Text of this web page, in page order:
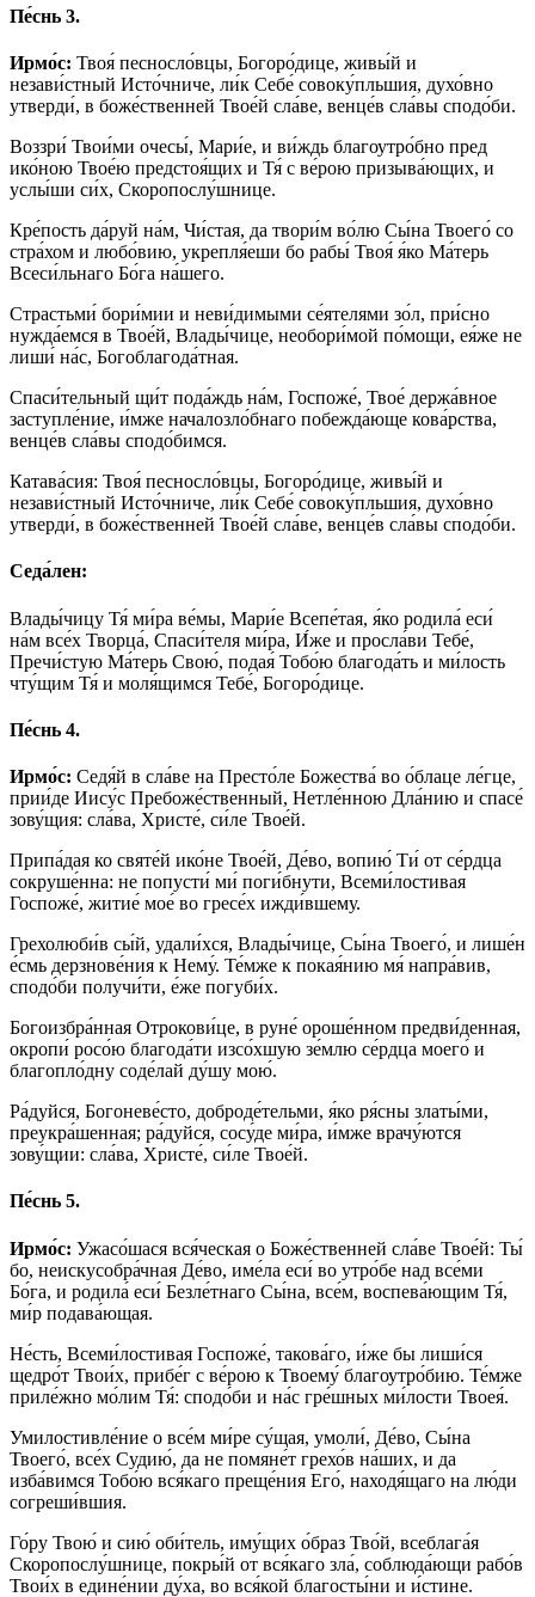
Пе́снь 3.
Ирмо́с: Твоя́ песносло́вцы, Богоро́дице, живы́й и
незави́стный Исто́чниче, ли́к Себе́ совоку́пльшия, духо́вно
утверди́, в боже́ственней Твое́й сла́ве, венце́в сла́вы сподо́би.
Воззри́ Твои́ми очесы́, Мари́е, и ви́ждь благоутро́бно пред
ико́ною Твое́ю предстоя́щих и Тя́ с ве́рою призыва́ющих, и
услы́ши си́х, Скоропослу́шнице.
Кре́пость да́руй на́м, Чи́стая, да твори́м во́лю Сы́на Твоего́ со
стра́хом и любо́вию, укрепля́еши бо рабы́ Твоя́ я́ко Ма́терь
Всеси́льнаго Бо́га на́шего.
Страстьми́ бори́мии и неви́димыми се́ятелями зо́л, при́сно
нужда́емся в Твое́й, Влады́чице, необори́мой по́мощи, ея́же не
лиши́ на́с, Богоблагода́тная.
Спаси́тельный щи́т пода́ждь на́м, Госпоже́, Твое́ держа́вное
заступле́ние, и́мже началозло́бнаго побежда́юще кова́рства,
венце́в сла́вы сподо́бимся.
Катава́сия: Твоя́ песносло́вцы, Богоро́дице, живы́й и
незави́стный Исто́чниче, ли́к Себе́ совоку́пльшия, духо́вно
утверди́, в боже́ственней Твое́й сла́ве, венце́в сла́вы сподо́би.
Седа́лен:
Влады́чицу Тя́ ми́ра ве́мы, Мари́е Всепе́тая, я́ко родила́ еси́
на́м все́х Творца́, Спаси́теля ми́ра, И́же и просла́ви Тебе́,
Пречи́стую Ма́терь Свою́, подая́ Тобо́ю благода́ть и ми́лость
чту́щим Тя́ и моля́щимся Тебе́, Богоро́дице.
Пе́снь 4.
Ирмо́с: Седя́й в сла́ве на Престо́ле Божества́ во о́блаце ле́гце,
прии́де Иису́с Пребоже́ственный, Нетле́нною Дла́нию и спасе́
зову́щия: сла́ва, Христе́, си́ле Твое́й.
Припа́дая ко святе́й ико́не Твое́й, Де́во, вопию́ Ти́ от се́рдца
сокруше́нна: не попусти́ ми́ поги́бнути, Всеми́лостивая
Госпоже́, житие́ мое́ во гресе́х ижди́вшему.
Грехолюби́в сы́й, удали́хся, Влады́чице, Сы́на Твоего́, и лише́н
е́смь дерзнове́ния к Нему́. Те́мже к покая́нию мя́ напра́вив,
сподо́би получи́ти, е́же погуби́х.
Богоизбра́нная Отрокови́це, в руне́ ороше́нном предви́денная,
окропи́ росо́ю благода́ти изсо́хшую зе́млю се́рдца моего́ и
благопло́дну соде́лай ду́шу мою́.
Ра́дуйся, Богоневе́сто, доброде́тельми, я́ко ря́сны златы́ми,
преукра́шенная; ра́дуйся, сосу́де ми́ра, и́мже врачу́ются
зову́щии: сла́ва, Христе́, си́ле Твое́й.
Пе́снь 5.
Ирмо́с: Ужасо́шася вся́ческая о Боже́ственней сла́ве Твое́й: Ты́
бо, неискусобра́чная Де́во, име́ла еси́ во утро́бе над все́ми
Бо́га, и родила́ еси́ Безле́тнаго Сы́на, все́м, воспева́ющим Тя́,
ми́р подава́ющая.
Не́сть, Всеми́лостивая Госпоже́, такова́го, и́же бы лиши́ся
щедро́т Твои́х, прибе́г с ве́рою к Твоему́ благоутро́бию. Те́мже
приле́жно мо́лим Тя́: сподо́би и на́с гре́шных ми́лости Твоея́.
Умилостивле́ние о все́м ми́ре су́щая, умоли́, Де́во, Сы́на
Твоего́, все́х Судию́, да не помяне́т грехо́в на́ших, и да
изба́вимся Тобо́ю вся́каго преще́ния Его́, находя́щаго на лю́ди
согреши́вшия.
Го́ру Твою́ и сию́ оби́тель, иму́щих о́браз Тво́й, всеблага́я
Скоропослу́шнице, покры́й от вся́каго зла́, соблюда́ющи рабо́в
Твои́х в едине́нии ду́ха, во вся́кой благосты́ни и и́стине.